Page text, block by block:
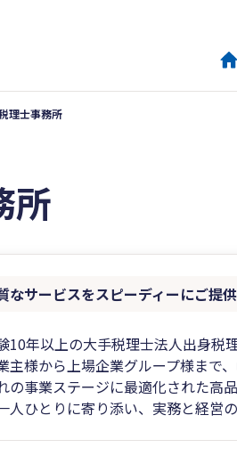
理士事務所
所
なサービスをスピーディーにご提供
10年以上の大手税理士法人出身税
主様から上場企業グループ様まで
の事業ステージに最適化された高
人ひとりに寄り添い、実務と経営